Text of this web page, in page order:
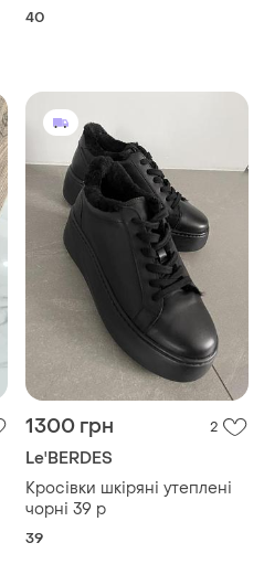
40
1300 грн 2
Le'BERDES
Кросівки шкіряні утеплені
чорні 39 р
39